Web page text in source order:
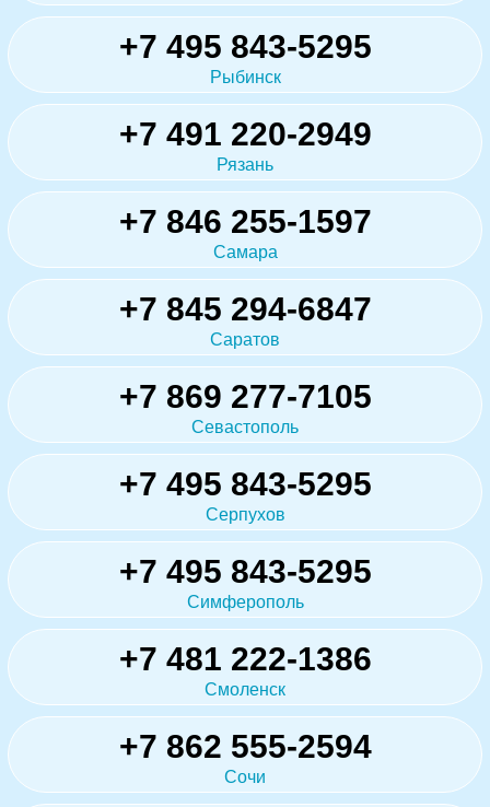
+7 495 843-5295
Рыбинск
+7 491 220-2949
Рязань
+7 846 255-1597
Самара
+7 845 294-6847
Саратов
+7 869 277-7105
Севастополь
+7 495 843-5295
Серпухов
+7 495 843-5295
Симферополь
+7 481 222-1386
Смоленск
+7 862 555-2594
Сочи